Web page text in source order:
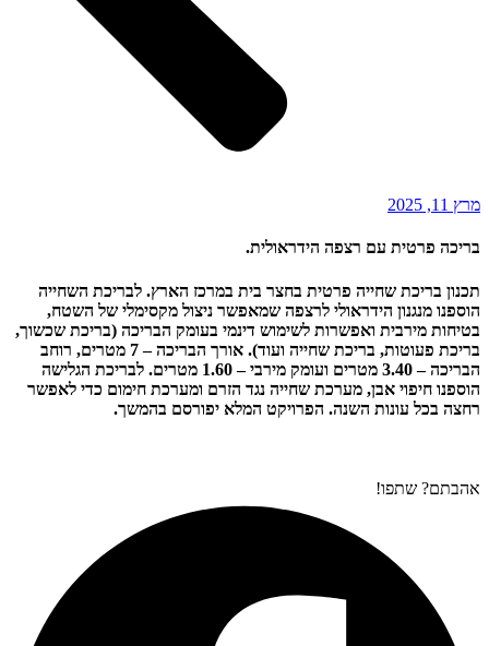
מרץ 11, 2025
בריכה פרטית עם רצפה הידראולית.
תכנון בריכת שחייה פרטית בחצר בית במרכז הארץ. לבריכת השחייה
הוספנו מנגנון הידראולי לרצפה שמאפשר ניצול מקסימלי של השטח,
בטיחות מירבית ואפשרות לשימוש דינמי בעומק הבריכה (בריכת שכשוך,
בריכת פעוטות, בריכת שחייה ועוד). אורך הבריכה – 7 מטרים, רוחב
הבריכה – 3.40 מטרים ועומק מירבי – 1.60 מטרים. לבריכת הגלישה
הוספנו חיפוי אבן, מערכת שחייה נגד הזרם ומערכת חימום כדי לאפשר
רחצה בכל עונות השנה. הפרויקט המלא יפורסם בהמשך.
אהבתם? שתפו!